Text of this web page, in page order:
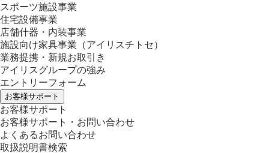
スポーツ施設事業
住宅設備事業
店舗什器・内装事業
施設向け家具事業 （アイリスチトセ）
業務提携・新規お取引き
アイリスグループの強み
エントリーフォーム
お客様サポート
お客様サポート
お客様サポート・お問い合わせ
よくあるお問い合わせ
取扱説明書検索